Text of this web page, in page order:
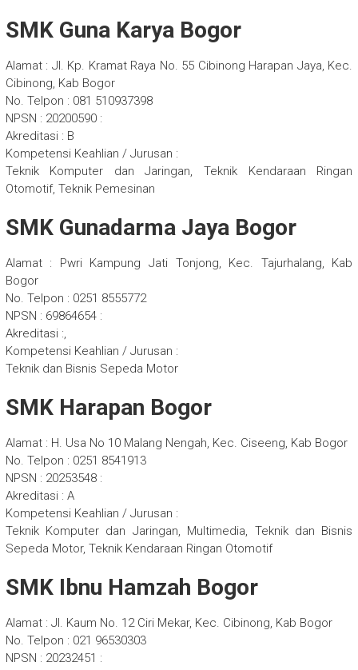
SMK Guna Karya Bogor
Alamat : Jl. Kp. Kramat Raya No. 55 Cibinong Harapan Jaya, Kec.
Cibinong, Kab Bogor
No. Telpon : 081 510937398
NPSN : 20200590 :
Akreditasi : B
Kompetensi Keahlian / Jurusan :
Teknik Komputer dan Jaringan, Teknik Kendaraan Ringan
Otomotif, Teknik Pemesinan
SMK Gunadarma Jaya Bogor
Alamat : Pwri Kampung Jati Tonjong, Kec. Tajurhalang, Kab
Bogor
No. Telpon : 0251 8555772
NPSN : 69864654 :
Akreditasi :,
Kompetensi Keahlian / Jurusan :
Teknik dan Bisnis Sepeda Motor
SMK Harapan Bogor
Alamat : H. Usa No 10 Malang Nengah, Kec. Ciseeng, Kab Bogor
No. Telpon : 0251 8541913
NPSN : 20253548 :
Akreditasi : A
Kompetensi Keahlian / Jurusan :
Teknik Komputer dan Jaringan, Multimedia, Teknik dan Bisnis
Sepeda Motor, Teknik Kendaraan Ringan Otomotif
SMK Ibnu Hamzah Bogor
Alamat : Jl. Kaum No. 12 Ciri Mekar, Kec. Cibinong, Kab Bogor
No. Telpon : 021 96530303
NPSN : 20232451 :